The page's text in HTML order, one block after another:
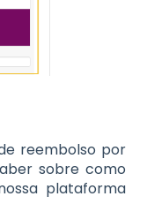
reembolso por
sobre como
plataforma